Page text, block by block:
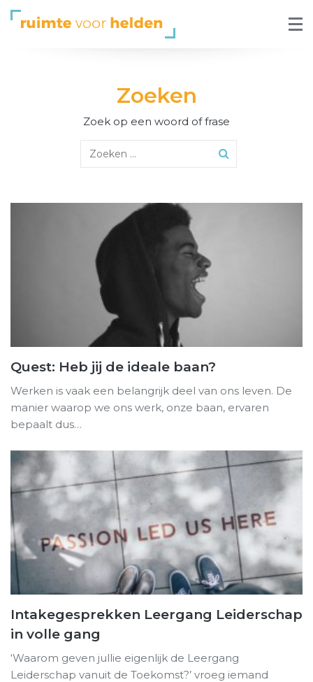
Zoeken
Zoek op een woord of frase
Quest: Heb jij de ideale baan?
Werken is vaak een belangrijk deel van ons leven. De
manier waarop we ons werk, onze baan, ervaren
bepaalt dus…
Intakegesprekken Leergang Leiderschap
in volle gang
‘Waarom geven jullie eigenlijk de Leergang
Leiderschap vanuit de Toekomst?’ vroeg iemand